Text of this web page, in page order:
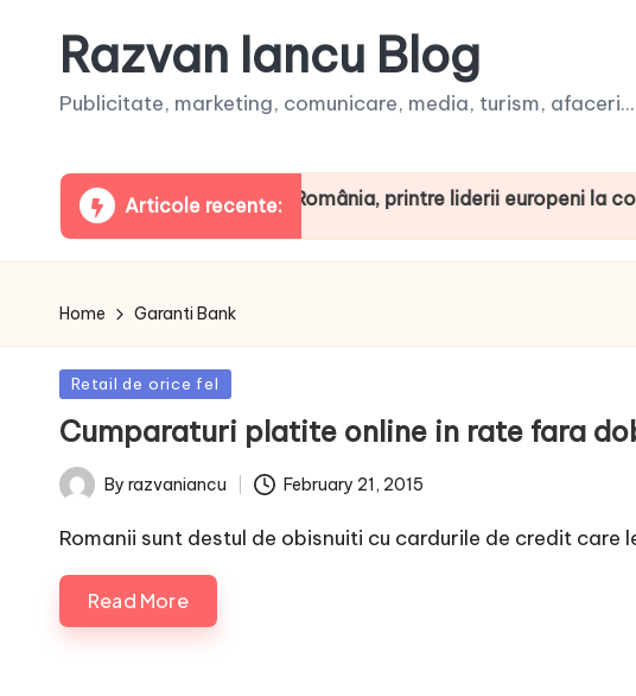
Razvan Iancu Blog
Publicitate, marketing, comunicare, media, turism, afaceri...
Articole recente:
ARBOpodcast. România, printre liderii europeni la consumul
Home Garanti Bank
Posted
in
Retail de orice fel
Cumparaturi platite online in rate fara
PostedBy razvaniancu February 21, 2015
Romanii sunt destul de obisnuiti cu cardurile de credit care
Read More